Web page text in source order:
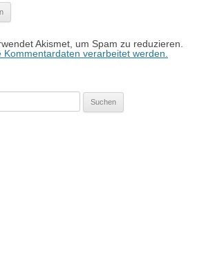
Akismet, um Spam zu reduzieren.
Kommentardaten verarbeitet werden.